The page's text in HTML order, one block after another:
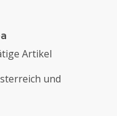
Artikel
und